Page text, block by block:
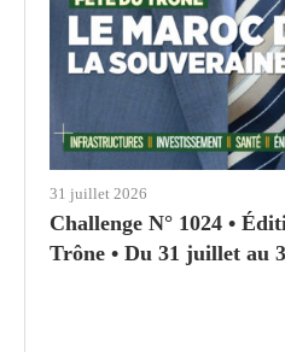
31 juillet 2026
Challenge N° 1024 •
Trône • Du 31 juillet au